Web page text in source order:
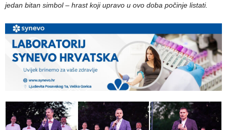
jedan bitan simbol – hrast koji upravo u ovo doba počinje listati.